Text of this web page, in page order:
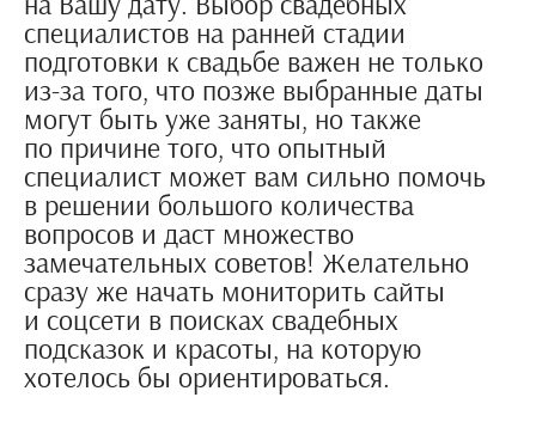
специалистов на ранней стадии
подготовки к свадьбе важен не только
из-за того, что позже выбранные даты
могут быть уже заняты, но также
по причине того, что опытный
специалист может вам сильно помочь
в решении большого количества
вопросов и даст множество
замечательных советов! Желательно
сразу же начать мониторить сайты
и соцсети в поисках свадебных
подсказок и красоты, на которую
хотелось бы ориентироваться.